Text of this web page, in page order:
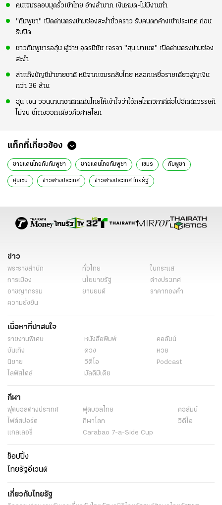
คนเขมรลอบมุดรั้วเข้าไทย อ้างลำบาก เงินหมด-ไม่มีงานทำ
"กัมพูชา" เปิดด่านตรงข้ามช่องสะงำชั่วคราว รับคนตกค้างเข้าประเทศ ก่อน
รีบปิด
ชาวกัมพูชารอลุ้น ผู้ว่าฯ อุดรมีชัย เจรจา "ฮุน มาเนต" เปิดด่านตรงข้ามช่อง
สะงำ
ล่าแก๊งบัญชีม้าขายชาติ หนีจากเขมรกลับไทย หลอกเหยื่อรายเดียวสูญเงิน
กว่า 36 ล้าน
ฮุน เซน วอนนานาชาติกดดันไทยให้เข้าใจว่าใช้กลไกทวิภาคีต่อไปอีกศตวรรษก็
ไม่จบ ชี้ทางออกเดียวคือศาลโลก
แท็กที่เกี่ยวข้อง
ชายแดนไทยกับกัมพูชา ชายแดนไทยกัมพูชา เขมร กัมพูชา
ฮุนเซน ข่าวต่างประเทศ ข่าวต่างประเทศ ไทยรัฐ
ข่าว
พระราชสำนัก ทั่วไทย
ในกระแส
การเมือง
นโยบายรัฐ
ต่างประเทศ
อาชญากรรม
ยานยนต์
ราคาทองคำ
ความยั่งยืน
เนื้อหาที่น่าสนใจ
รายงานพิเศษ หนังสือพิมพ์
คอลัมน์
บันเทิง
ดวง
หวย
นิยาย
วิดีโอ
Podcast
ไลฟ์สไตล์
มัลติมีเดีย
กีฬา
ฟุตบอลต่่างประเทศ ฟุตบอลไทย
คอลัมน์
ไฟต์สปอร์ต
กีฬาโลก
วิดีโอ
แกลเลอรี่
Carabao 7-a-Side Cup
ช็อปปิ้ง
ไทยรัฐอีเวนต์
เกี่ยวกับไทยรัฐ